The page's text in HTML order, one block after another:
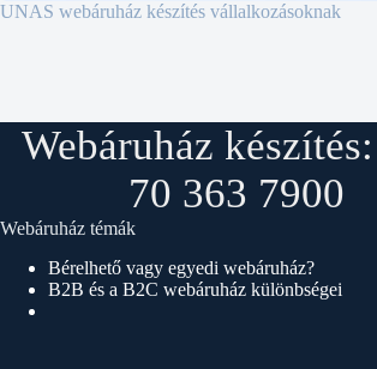
UNAS webáruház készítés vállalkozásoknak
Webáruház
70 363 7900
Webáruház témák
Bérelhető vagy egyedi webáruház?
B2B és a B2C webáruház különbségei